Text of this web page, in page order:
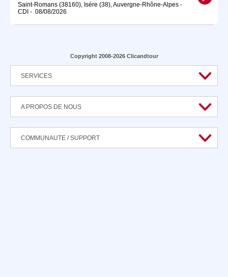
Saint-Romans (38160), Isère (38), Auvergne-Rhône-Alpes -
CDI - 08/08/2026
Copyright 2008-2026 Clicandtour
SERVICES
A PROPOS DE NOUS
COMMUNAUTE / SUPPORT